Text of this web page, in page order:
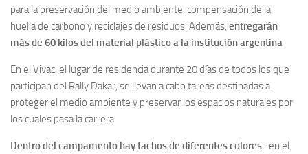
para la preservación del medio ambiente, compensación de la
huella de carbono y reciclajes de residuos. Además, entregarán
más de 60 kilos del material plástico a la institución argentina
En el Vivac, el lugar de residencia durante 20 días de todos los que
participan del Rally Dakar, se llevan a cabo tareas destinadas a
proteger el medio ambiente y preservar los espacios naturales por
los cuales pasa la carrera.
Dentro del campamento hay tachos de diferentes colores -en el